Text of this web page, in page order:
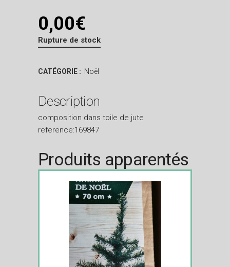
0,00€
Rupture de stock
CATÉGORIE : Noël
Description
composition dans toile de jute
reference:169847
Produits apparentés